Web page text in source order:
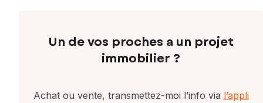
Un de vos proches a un projet
immobilier ?
Achat ou vente, transmettez-moi l’info via l’appli